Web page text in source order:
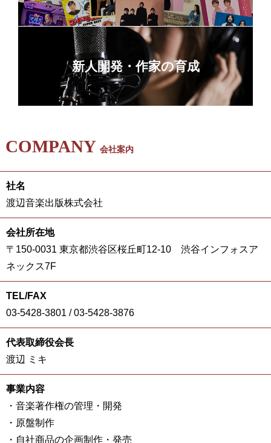
新人開発・作家の育成
COMPANY 会社案内
社名
渡辺音楽出版株式会社
会社所在地
〒150-0031 東京都渋谷区桜丘町12-10 渋谷インフォスア
ネックス7F
TEL/FAX
03-5428-3801 / 03-5428-3876
代表取締役会長
渡辺 ミキ
事業内容
・音楽著作権の管理・開発
・原盤制作
・自社商品の企画制作・発売